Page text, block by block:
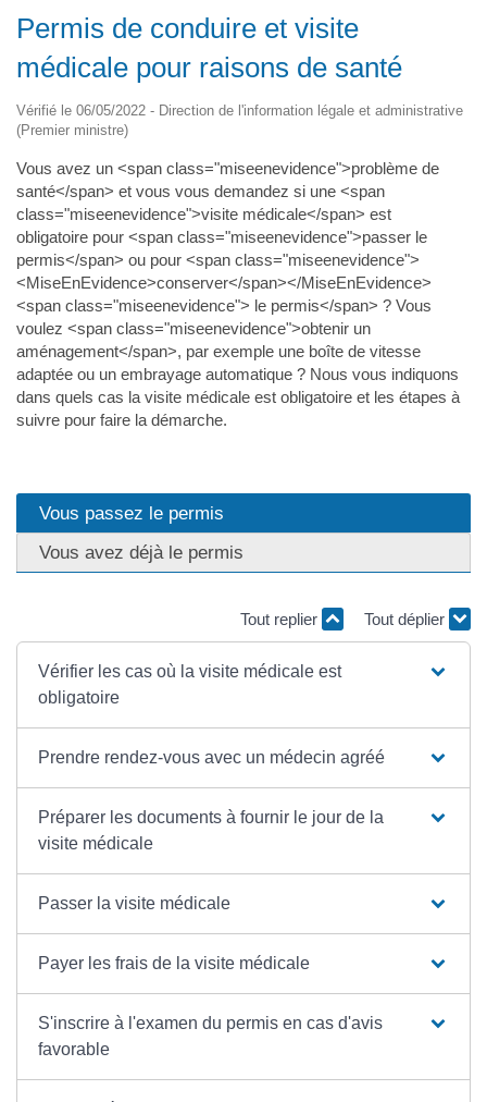
Permis de conduire et visite
médicale pour raisons de santé
Vérifié le 06/05/2022 - Direction de l'information légale et administrative
(Premier ministre)
Vous avez un <span class="miseenevidence">problème de
santé</span> et vous vous demandez si une <span
class="miseenevidence">visite médicale</span> est
obligatoire pour <span class="miseenevidence">passer le
permis</span> ou pour <span class="miseenevidence">
<MiseEnEvidence>conserver</span></MiseEnEvidence>
<span class="miseenevidence"> le permis</span> ? Vous
voulez <span class="miseenevidence">obtenir un
aménagement</span>, par exemple une boîte de vitesse
adaptée ou un embrayage automatique ? Nous vous indiquons
dans quels cas la visite médicale est obligatoire et les étapes à
suivre pour faire la démarche.
Vous passez le permis
Vous avez déjà le permis
Tout replier Tout déplier
Vérifier les cas où la visite médicale est
obligatoire
Prendre rendez-vous avec un médecin agréé
Préparer les documents à fournir le jour de la
visite médicale
Passer la visite médicale
Payer les frais de la visite médicale
S'inscrire à l'examen du permis en cas d'avis
favorable